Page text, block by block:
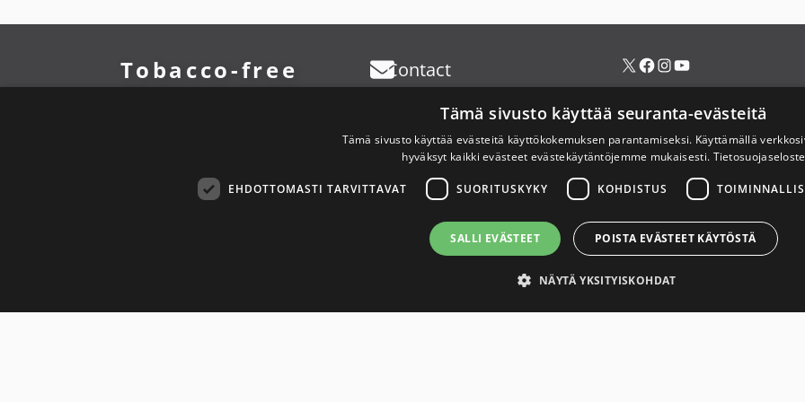
Tobacco-free
Finland 2030
create a tobacco-free and
Contact X Link to Savuton Suomi Facebook page
Link to Savuton Suomi Instagram page
Link to Savuton Suomi YouTube page
Tämä sivusto käyttää seuranta-evästeitä
Tämä sivusto käyttää evästeitä käyttökokemuksen parantamiseksi. Käyttämällä
hyväksyt kaikki evästeet evästekäytäntöjemme mukaisesti. Tietosuojaseloste
EHDOTTOMASTI TARVITTAVAT SUORITUSKYKY KOHDISTUS
SALLI EVÄSTEET POISTA EVÄSTEET KÄYTÖSTÄ
NÄYTÄ YKSITYISKOHDAT